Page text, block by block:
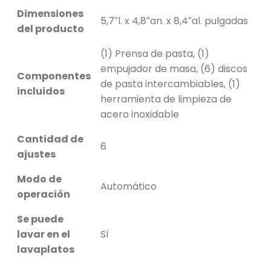
Dimensiones
del producto
5,7″l. x 4,8″an. x 8,4″al. pulgadas
Componentes
incluidos
(1) Prensa de pasta, (1)
empujador de masa, (6) discos
de pasta intercambiables, (1)
herramienta de limpieza de
acero inoxidable
Cantidad de
ajustes
6
Modo de
operación
Automático
Se puede
lavar en el
lavaplatos
Sí